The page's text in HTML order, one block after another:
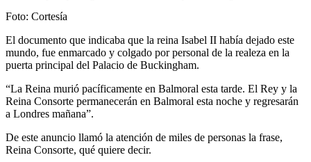
Foto: Cortesía
El documento que indicaba que la reina Isabel II había dejado este
mundo, fue enmarcado y colgado por personal de la realeza en la
puerta principal del Palacio de Buckingham.
“La Reina murió pacíficamente en Balmoral esta tarde. El Rey y la
Reina Consorte permanecerán en Balmoral esta noche y regresarán
a Londres mañana”.
De este anuncio llamó la atención de miles de personas la frase,
Reina Consorte, qué quiere decir.